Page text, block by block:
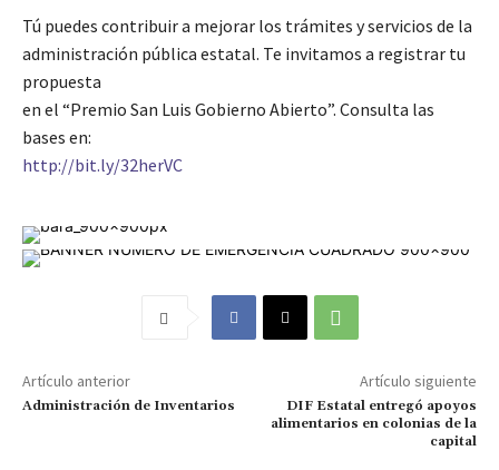
Tú puedes contribuir a mejorar los trámites y servicios de la
administración pública estatal. Te invitamos a registrar tu
propuesta
en el “Premio San Luis Gobierno Abierto”. Consulta las
bases en:
http://bit.ly/32herVC
Artículo anterior
Administración de Inventarios
Artículo siguiente
DIF Estatal entregó apoyos
alimentarios en colonias de la
capital